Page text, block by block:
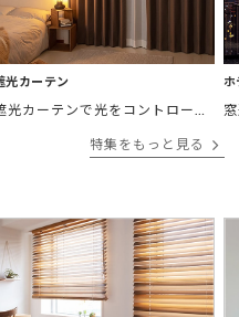
ったカーテン”がここにある。
光カーテン
光カーテンで光をコントロールし
特集をもっと見る